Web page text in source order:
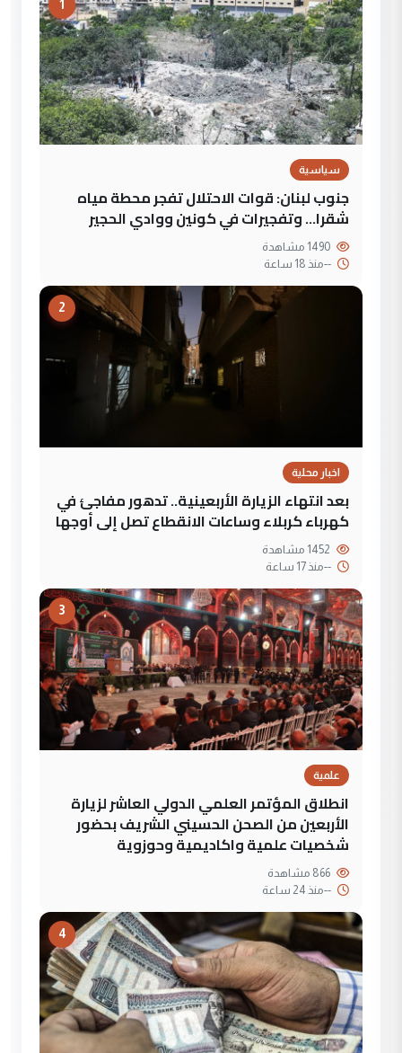
1
سياسية
جنوب لبنان: قوات الاحتلال تفجر محطة مياه
شقرا… وتفجيرات في كونين ووادي الحجير
--منذ 18 ساعة
2
اخبار محلية
بعد انتهاء الزيارة الأربعينية.. تدهور مفاجئ في
كهرباء كربلاء وساعات الانقطاع تصل إلى أوجها
--منذ 17 ساعة
3
علمية
انطلاق المؤتمر العلمي الدولي العاشر لزيارة
الأربعين من الصحن الحسيني الشريف بحضور
شخصيات علمية واكاديمية وحوزوية
--منذ 24 ساعة
4